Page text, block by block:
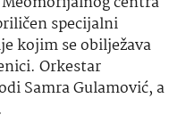
specijalni
kojim se obilježava
Orkestar
Samra Gulamović, a